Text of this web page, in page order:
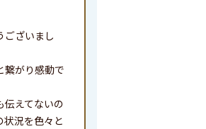
ございまし
繋がり感動で
伝えてないの
状況を色々と